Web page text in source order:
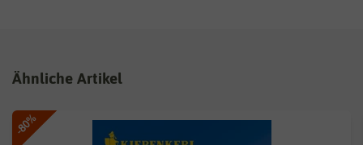
Ähnliche Artikel
-80%